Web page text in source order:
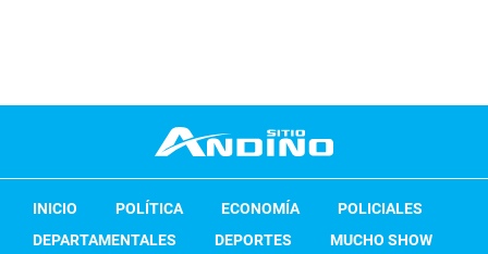
INICIO POLÍTICA ECONOMÍA
POLICIALES
DEPARTAMENTALES
DEPORTES MUCHO SHOW